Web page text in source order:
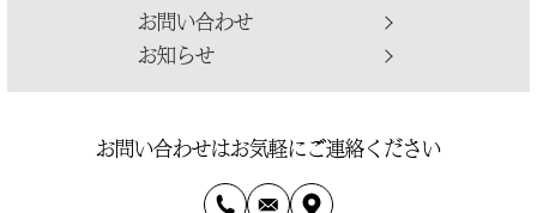
お問い合わせ
お知らせ
お問い合わせはお気軽にご連絡ください